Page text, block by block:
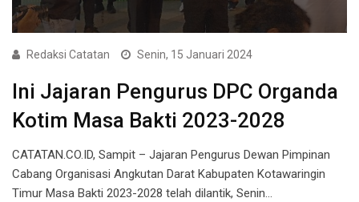
Redaksi Catatan Senin, 15 Januari 2024
Ini Jajaran Pengurus DPC Organda
Kotim Masa Bakti 2023-2028
CATATAN.CO.ID, Sampit – Jajaran Pengurus Dewan Pimpinan
Cabang Organisasi Angkutan Darat Kabupaten Kotawaringin
Timur Masa Bakti 2023-2028 telah dilantik, Senin…